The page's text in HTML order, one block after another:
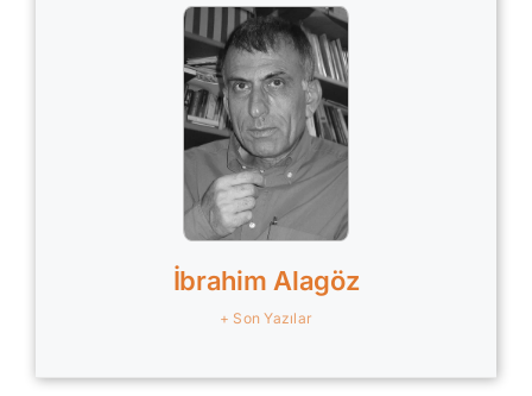
İbrahim Alagöz
+ Son Yazılar